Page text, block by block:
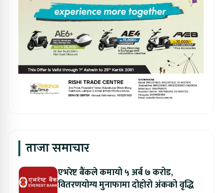
ताजा समाचार
एभरेष्ट बैंकले कमायो ५ अर्ब ७ करोड,
वितरणयोग्य मुनाफामा दोहोरो अंकको वृद्धि